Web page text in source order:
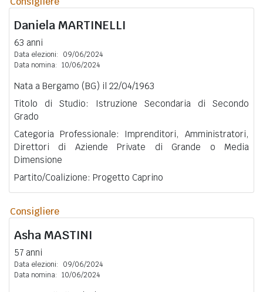
Daniela MARTINELLI
63 anni
Data elezioni:
09/06/2024
Data nomina: 10/06/2024
Nata a Bergamo (BG) il 22/04/1963
Titolo di Studio: Istruzione Secondaria di Secondo
Grado
Categoria Professionale: Imprenditori, Amministratori,
Direttori di Aziende Private di Grande o Media
Dimensione
Partito/Coalizione: Progetto Caprino
Consigliere
Asha MASTINI
57 anni
Data elezioni:
09/06/2024
Data nomina: 10/06/2024